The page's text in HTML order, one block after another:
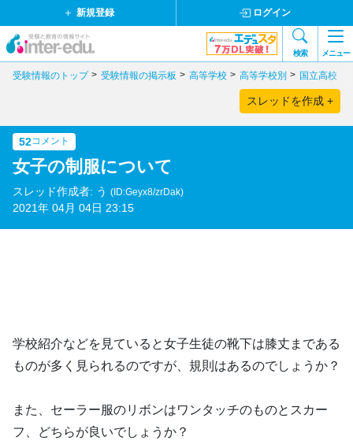
新規登録 ログイン
検索 メニュー
受験情報のトップ 受験情報の掲示板 高等学校 高等学校別 国立高校
スレッドを作成 +
52コメント
女子の制服について
スレッド作成者: う (ID:Geyx8/zrDak)
2021年 04月 04日 23:15
学校紹介などを見ていると女子生徒の靴下は膝丈まである
ものが多く見られるのですが、規則はあるのでしょうか？
また、セーラー服のリボンはワンタッチのものとスカー
フ、どちらが良いでしょうか？